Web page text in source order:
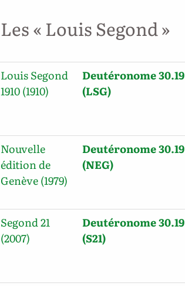
Les « Louis Segond »
Louis Segond
1910 (1910)
Deutéronome 30.19
(LSG)
Nouvelle
édition de
Genève (1979)
Deutéronome 30.19
(NEG)
Segond 21
(2007)
Deutéronome 30.19
(S21)